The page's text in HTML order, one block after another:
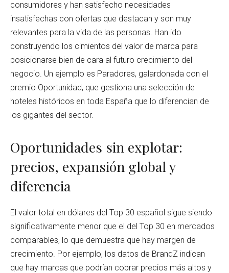
consumidores y han satisfecho necesidades
insatisfechas con ofertas que destacan y son muy
relevantes para la vida de las personas. Han ido
construyendo los cimientos del valor de marca para
posicionarse bien de cara al futuro crecimiento del
negocio. Un ejemplo es Paradores, galardonada con el
premio Oportunidad, que gestiona una selección de
hoteles históricos en toda España que lo diferencian de
los gigantes del sector.
Oportunidades sin explotar:
precios, expansión global y
diferencia
El valor total en dólares del Top 30 español sigue siendo
significativamente menor que el del Top 30 en mercados
comparables, lo que demuestra que hay margen de
crecimiento. Por ejemplo, los datos de BrandZ indican
que hay marcas que podrían cobrar precios más altos y